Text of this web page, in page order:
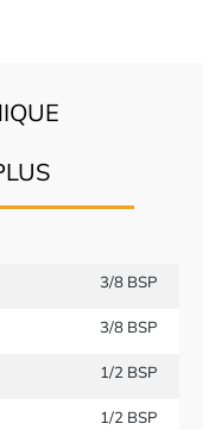
3/8 BSP
3/8 BSP
1/2 BSP
1/2 BSP